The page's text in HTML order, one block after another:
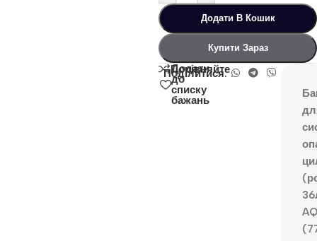
Додати В Кошик
Купити Зараз
Порівняйте
Додати
до
списку
бажань
Поділитися: